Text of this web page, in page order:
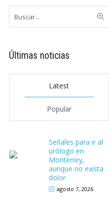
Últimas noticias
Latest
Popular
Señales para ir al
urólogo en
Monterrey,
aunque no exista
dolor
agosto 7, 2026